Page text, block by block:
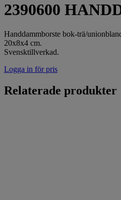
2390600
Handdammborste bok-trä/
20x8x4 cm.
Svensktillverkad.
Logga in för pris
Relaterade produkter